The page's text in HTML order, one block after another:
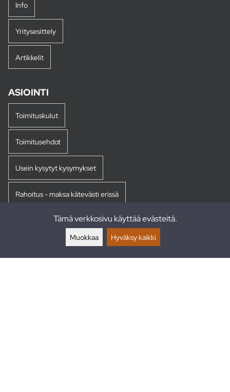
Info
Yritysesittely
Artikkelit
ASIOINTI
Toimituskulut
Toimitusehdot
Usein kysytyt kysymykset
Rahoitus - maksa kätevästi erissä
Tämä verkkosivu käyttää evästeitä.
Muokkaa Hyväksy kaikki